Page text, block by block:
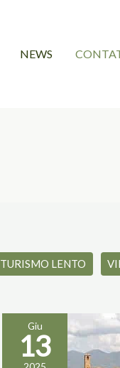
NEWS
TURISMO LENTO
Giu
13
turismo
di